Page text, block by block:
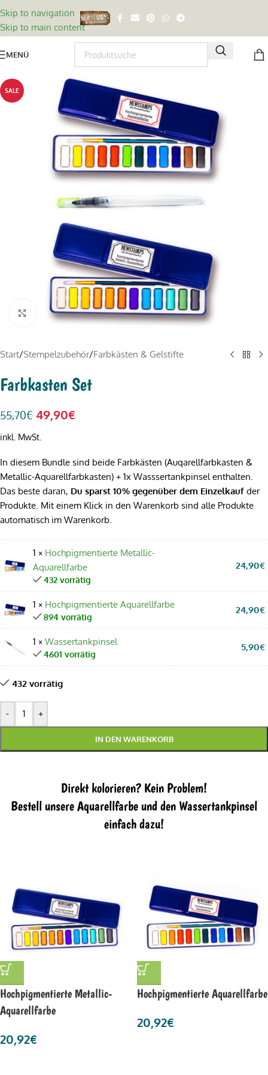
Skip to navigation
Skip to main content
MENÜ
SALE
Click to enlarge
Start/Stempelzubehör/Farbkästen & Gelstifte
Farbkasten Set
55,70€ 49,90€
inkl. MwSt.
In diesem Bundle sind beide Farbkästen (Auqarellfarbkasten &
Metallic-Aquarellfarbkasten) + 1x Wasssertankpinsel enthalten.
Das beste daran, Du sparst 10% gegenüber dem Einzelkauf der
Produkte. Mit einem Klick in den Warenkorb sind alle Produkte
automatisch im Warenkorb.
1 × Hochpigmentierte Metallic-
Aquarellfarbe
432 vorrätig
24,90€
1 × Hochpigmentierte Aquarellfarbe
894 vorrätig
24,90€
1 × Wassertankpinsel
4601 vorrätig
5,90€
432 vorrätig
- +
IN DEN WARENKORB
Direkt kolorieren? Kein Problem!
Bestell unsere Aquarellfarbe und den Wassertankpinsel
einfach dazu!
Hochpigmentierte Metallic-
Aquarellfarbe
20,92€
Hochpigmentierte Aquarellfarbe
20,92€